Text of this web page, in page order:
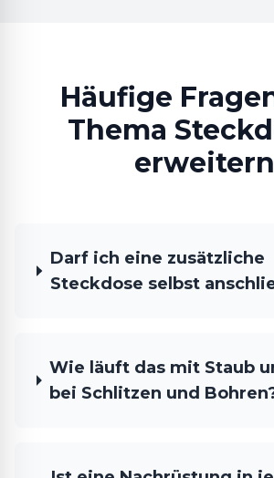
Häufige
Thema
erweitern
Darf ich eine zusätzliche
Steckdose selbst
Wie läuft das mit Staub
bei Schlitzen und